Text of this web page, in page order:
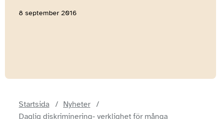
8 september 2016
Startsida
Nyheter
Daglig diskriminering- verklighet för många